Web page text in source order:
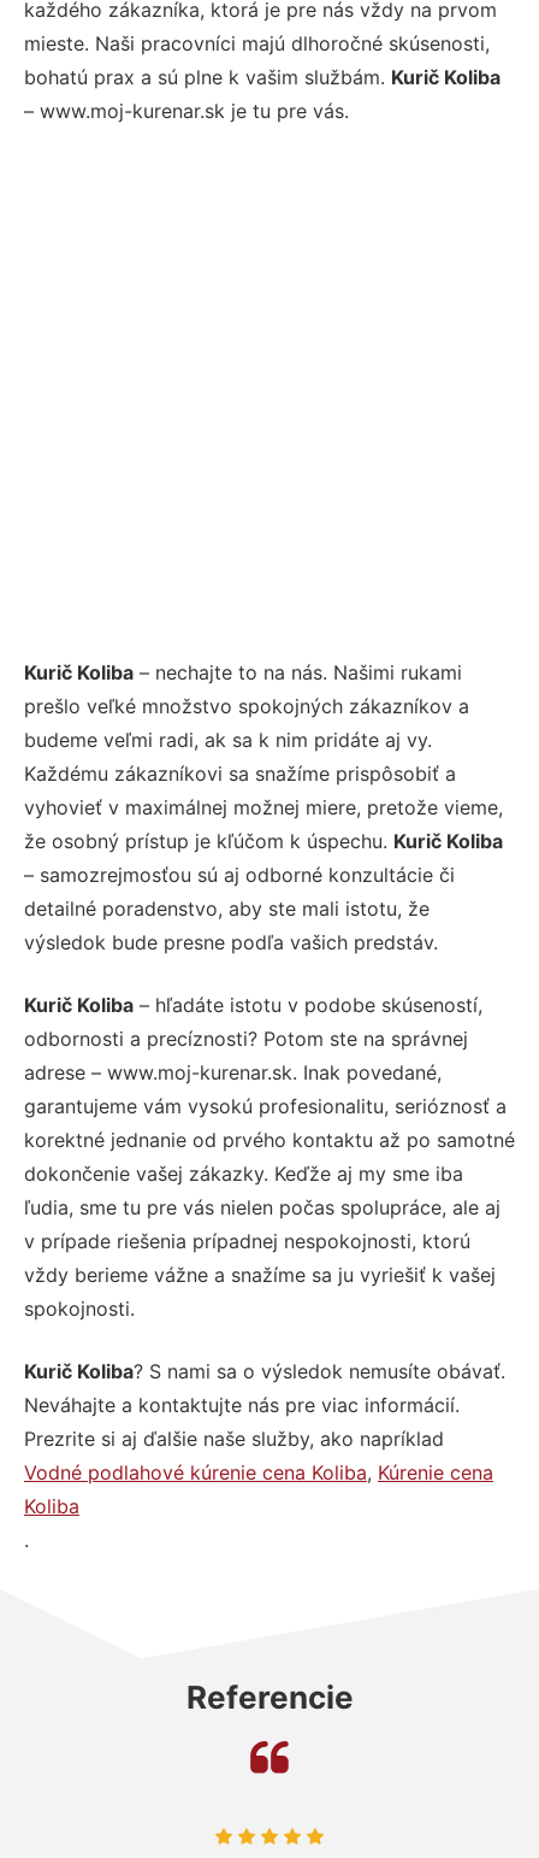
každého zákazníka, ktorá je pre nás vždy na prvom
mieste. Naši pracovníci majú dlhoročné skúsenosti,
bohatú prax a sú plne k vašim službám. Kurič Koliba
– www.moj-kurenar.sk je tu pre vás.
Kurič Koliba – nechajte to na nás. Našimi rukami
prešlo veľké množstvo spokojných zákazníkov a
budeme veľmi radi, ak sa k nim pridáte aj vy.
Každému zákazníkovi sa snažíme prispôsobiť a
vyhovieť v maximálnej možnej miere, pretože vieme,
že osobný prístup je kľúčom k úspechu. Kurič Koliba
– samozrejmosťou sú aj odborné konzultácie či
detailné poradenstvo, aby ste mali istotu, že
výsledok bude presne podľa vašich predstáv.
Kurič Koliba – hľadáte istotu v podobe skúseností,
odbornosti a precíznosti? Potom ste na správnej
adrese – www.moj-kurenar.sk. Inak povedané,
garantujeme vám vysokú profesionalitu, serióznosť a
korektné jednanie od prvého kontaktu až po samotné
dokončenie vašej zákazky. Keďže aj my sme iba
ľudia, sme tu pre vás nielen počas spolupráce, ale aj
v prípade riešenia prípadnej nespokojnosti, ktorú
vždy berieme vážne a snažíme sa ju vyriešiť k vašej
spokojnosti.
Kurič Koliba? S nami sa o výsledok nemusíte obávať.
Neváhajte a kontaktujte nás pre viac informácií.
Prezrite si aj ďalšie naše služby, ako napríklad
Vodné podlahové kúrenie cena Koliba, Kúrenie cena
Koliba
.
Referencie